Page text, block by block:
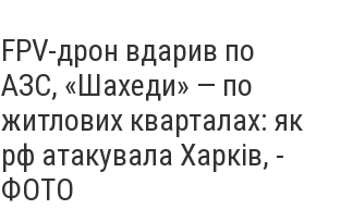
FPV-дрон вдарив по
АЗС, «Шахеди» — по
житлових кварталах: як
рф атакувала Харків, -
ФОТО